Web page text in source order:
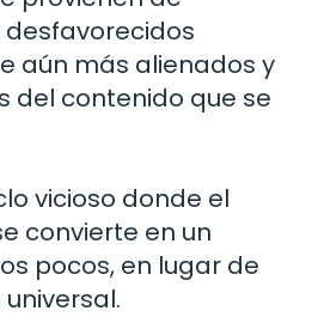
aún más alienados y
del contenido que se
vicioso donde el
convierte en un
pocos, en lugar de